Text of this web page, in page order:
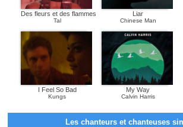
Des fleurs et des flammes
Tal
Liar
Chinese Man
I Feel So Bad
Kungs
My Way
Calvin Harris
Les chanteurs et chanteuses